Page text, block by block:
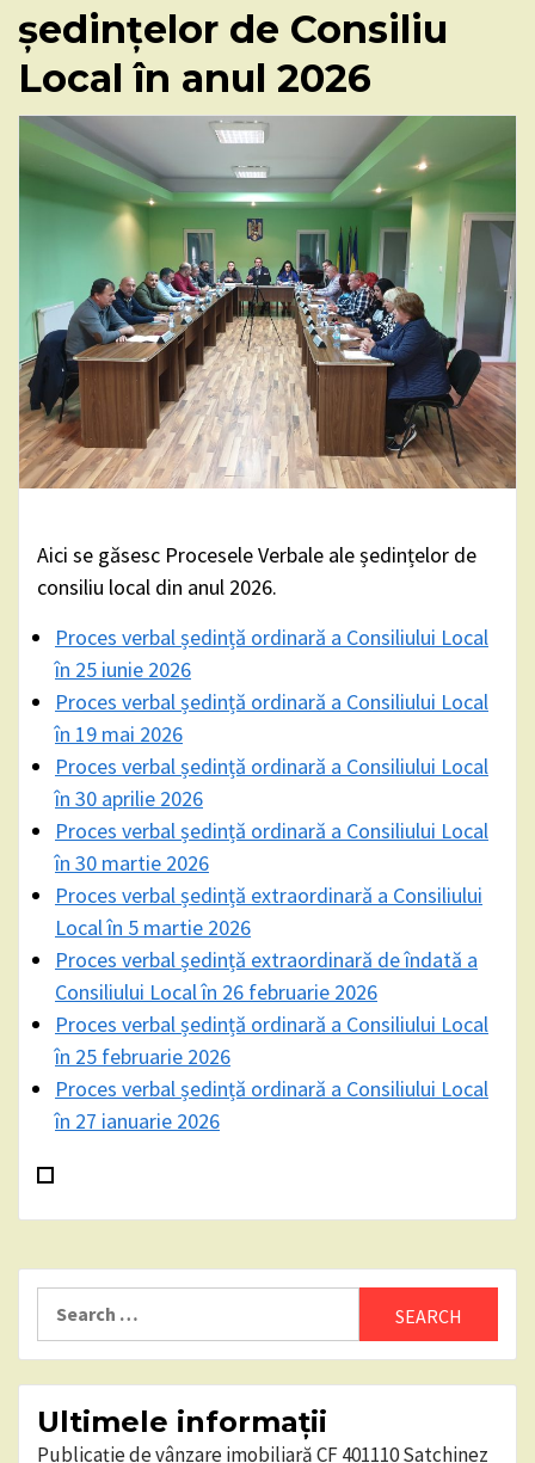
ședințelor de Consiliu
Local în anul 2026
Aici se găsesc Procesele Verbale ale ședințelor de
consiliu local din anul 2026.
Proces verbal ședință ordinară a Consiliului Local
în 25 iunie 2026
Proces verbal ședință ordinară a Consiliului Local
în 19 mai 2026
Proces verbal ședință ordinară a Consiliului Local
în 30 aprilie 2026
Proces verbal ședință ordinară a Consiliului Local
în 30 martie 2026
Proces verbal ședință extraordinară a Consiliului
Local în 5 martie 2026
Proces verbal ședință extraordinară de îndată a
Consiliului Local în 26 februarie 2026
Proces verbal ședință ordinară a Consiliului Local
în 25 februarie 2026
Proces verbal ședință ordinară a Consiliului Local
în 27 ianuarie 2026
Ultimele informații
Publicație de vânzare imobiliară CF 401110 Satchinez